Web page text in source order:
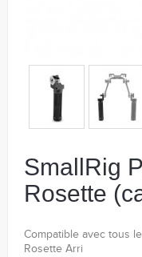
SmallRig
Rosette
Compatible avec tous
Rosette Arri